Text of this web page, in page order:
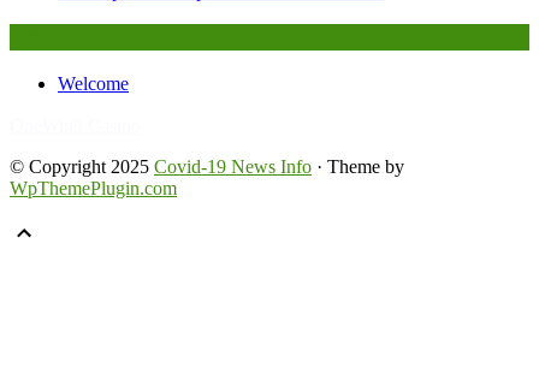
Welcome
© Copyright 2025 Covid-19 News Info · Theme by
WpThemePlugin.com